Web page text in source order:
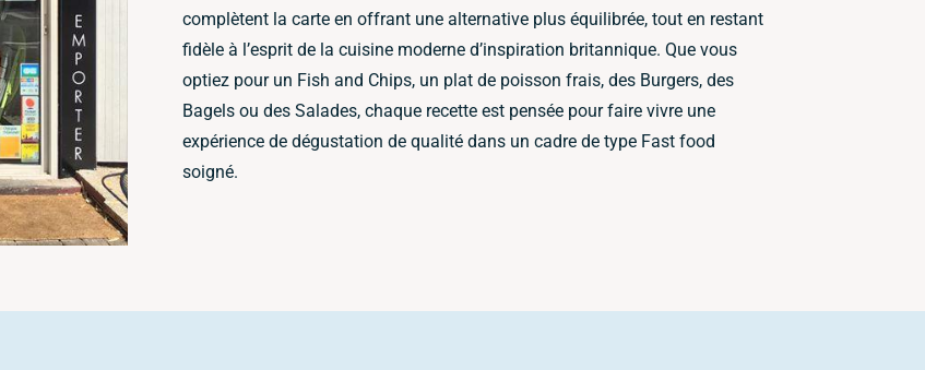
complètent la carte en offrant une alternative plus équilibrée, tout en restant
fidèle à l’esprit de la cuisine moderne d’inspiration britannique. Que vous
optiez pour un Fish and Chips, un plat de poisson frais, des Burgers, des
Bagels ou des Salades, chaque recette est pensée pour faire vivre une
expérience de dégustation de qualité dans un cadre de type Fast food
soigné.